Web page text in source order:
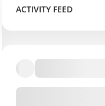
ACTIVITY FEED